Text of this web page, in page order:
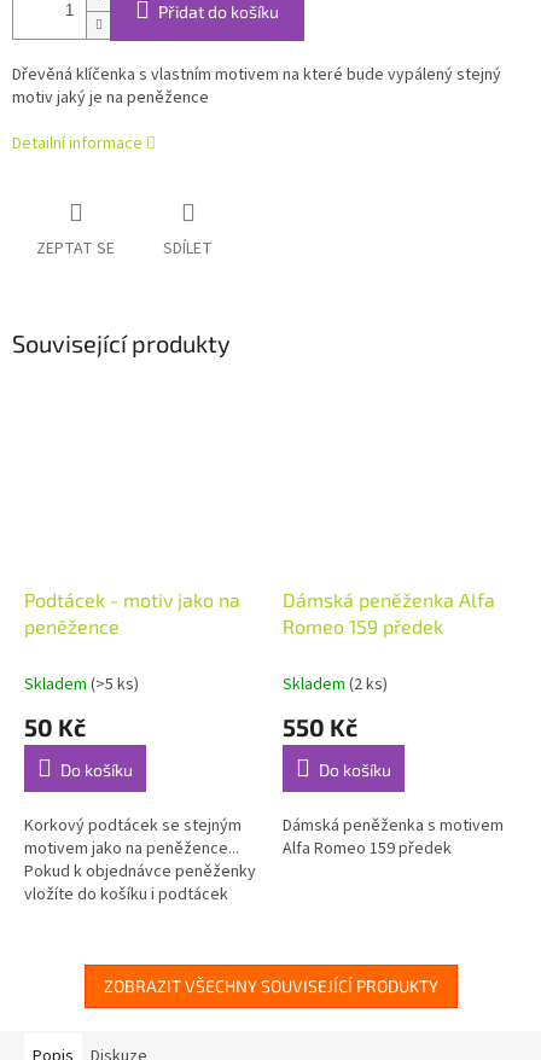
Přidat do košíku
Dřevěná klíčenka s vlastním motivem na které bude vypálený stejný
motiv jaký je na peněžence
Detailní informace
ZEPTAT SE SDÍLET
Související produkty
Podtácek - motiv jako na
peněžence
Skladem (>5 ks)
50 Kč
Do košíku
Korkový podtácek se stejným
motivem jako na peněžence...
Pokud k objednávce peněženky
vložíte do košíku i podtácek
peněžence....
Dámská peněženka Alfa
Romeo 159 předek
Skladem (2 ks)
550 Kč
Do košíku
Dámská peněženka s motivem
Alfa Romeo 159 předek
ZOBRAZIT VŠECHNY SOUVISEJÍCÍ PRODUKTY